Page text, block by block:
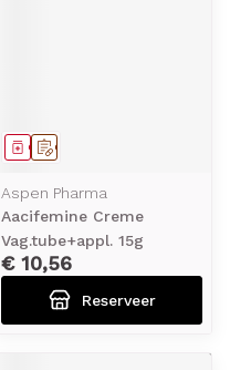
Op voorschrift
Geneesmiddel
Aspen Pharma
Aacifemine Creme
Vag.tube+appl. 15g
€ 10,56
Reserveer